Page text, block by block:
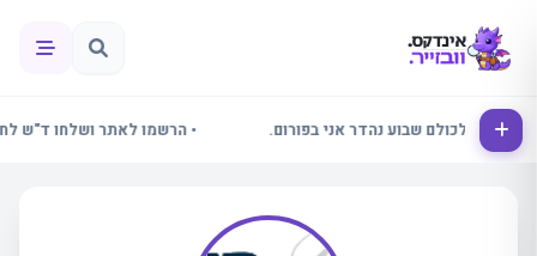
לכולם שבוע נהדר אני בפורום. • הרשמו לאתר ושלחו ד"ש